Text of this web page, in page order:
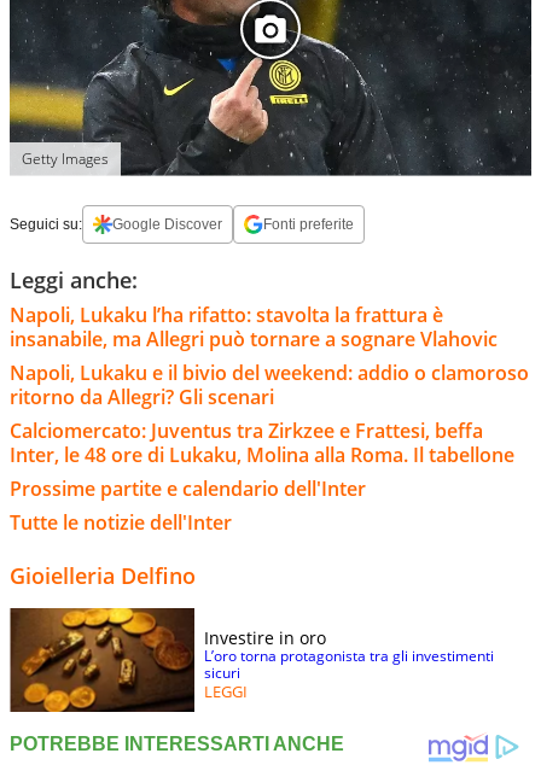
Getty Images
Seguici su: Google Discover Fonti preferite
Leggi anche:
Napoli, Lukaku l’ha rifatto: stavolta la frattura è
insanabile, ma Allegri può tornare a sognare Vlahovic
Napoli, Lukaku e il bivio del weekend: addio o clamoroso
ritorno da Allegri? Gli scenari
Calciomercato: Juventus tra Zirkzee e Frattesi, beffa
Inter, le 48 ore di Lukaku, Molina alla Roma. Il tabellone
Prossime partite e calendario dell'Inter
Tutte le notizie dell'Inter
Gioielleria Delfino
Investire in oro
L’oro torna protagonista tra gli investimenti
sicuri
LEGGI